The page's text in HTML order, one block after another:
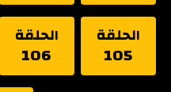
الحلقة
105
الحلقة
106